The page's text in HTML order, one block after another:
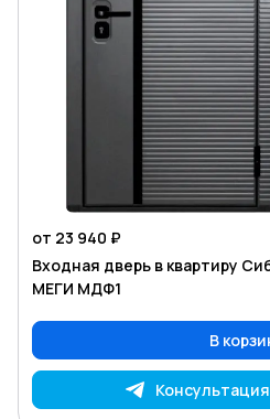
от 23 940 ₽
Входная дверь в квартиру
МЕГИ МДФ1
В